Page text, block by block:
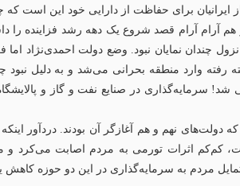
آرام آرام قصد شروع یک دهه رشد فزاینده
نزول چندان نمایان نبود. وضع دولت
رفته وارد منطقه‌ بحرانی می‌شد و به دلیل
سرمایه‌گذاری در صنایع نفت و گاز و
نهم و هم آغازگر آن بودند. دردآور
زمان گذشت و گذشت، کم‌کم اثرات تورمی به مردم
مردم به سرمایه‌گذاری در این دو حوزه کاهش